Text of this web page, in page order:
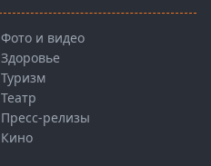
Фото и видео
Здоровье
Туризм
Театр
Пресс-релизы
Кино